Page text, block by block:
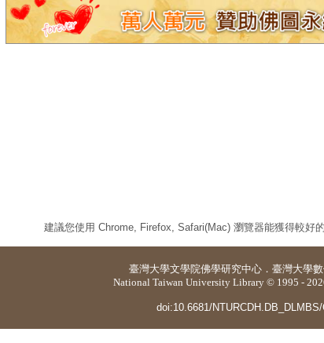
建議您使用 Chrome, Firefox, Safari(Mac) 瀏覽器能獲得較好
臺灣大學文學院佛學研究中心 ． 臺灣大學
National Taiwan University Library © 1995 -
doi:10.6681/